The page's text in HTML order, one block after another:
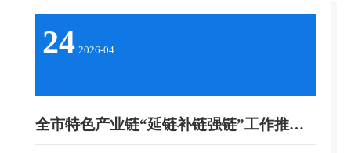
24 2026-04
全市特色产业链“延链补链强链”工作推进专题会召开